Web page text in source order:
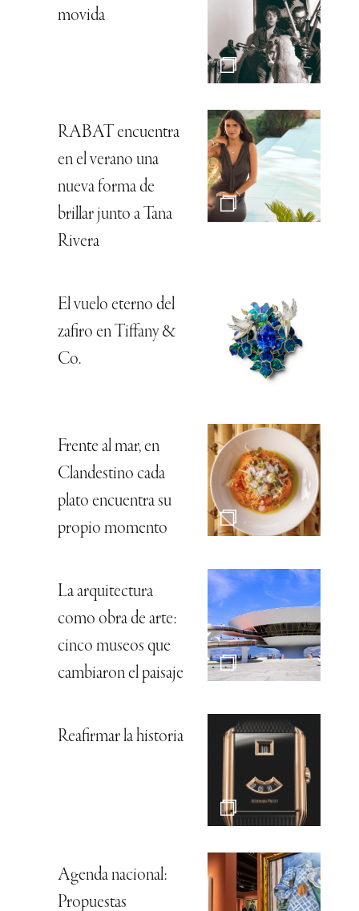
movida
RABAT encuentra
en el verano una
nueva forma de
brillar junto a Tana
Rivera
El vuelo eterno del
zafiro en Tiffany &
Co.
Frente al mar, en
Clandestino cada
plato encuentra su
propio momento
La arquitectura
como obra de arte:
cinco museos que
cambiaron el paisaje
Reafirmar la historia
Agenda nacional:
Propuestas